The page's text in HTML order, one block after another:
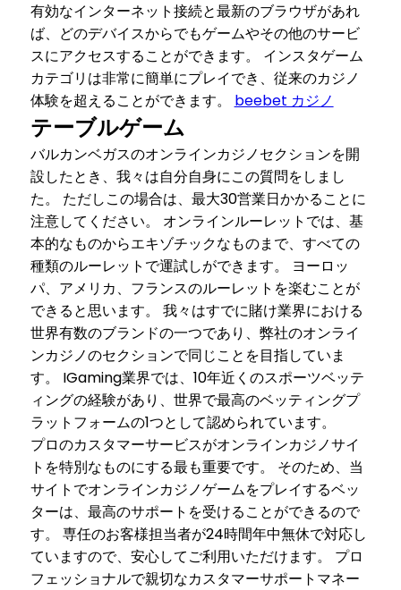
有効なインターネット接続と最新のブラウザがあれ
ば、どのデバイスからでもゲームやその他のサービ
スにアクセスすることができます。 インスタゲーム
カテゴリは非常に簡単にプレイでき、従来のカジノ
体験を超えることができます。 beebet カジノ
テーブルゲーム
バルカンベガスのオンラインカジノセクションを開
設したとき、我々は自分自身にこの質問をしまし
た。 ただしこの場合は、最大30営業日かかることに
注意してください。 オンラインルーレットでは、基
本的なものからエキゾチックなものまで、すべての
種類のルーレットで運試しができます。 ヨーロッ
パ、アメリカ、フランスのルーレットを楽むことが
できると思います。 我々はすでに賭け業界における
世界有数のブランドの一つであり、弊社のオンライ
ンカジノのセクションで同じことを目指していま
す。 IGaming業界では、10年近くのスポーツベッテ
ィングの経験があり、世界で最高のベッティングプ
ラットフォームの1つとして認められています。
プロのカスタマーサービスがオンラインカジノサイ
トを特別なものにする最も重要です。 そのため、当
サイトでオンラインカジノゲームをプレイするベッ
ターは、最高のサポートを受けることができるので
す。 専任のお客様担当者が24時間年中無休で対応し
ていますので、安心してご利用いただけます。 プロ
フェッショナルで親切なカスタマーサポートマネー